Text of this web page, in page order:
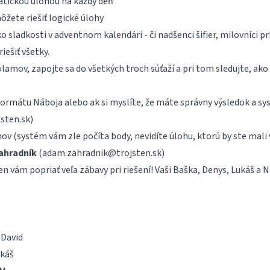
riešiť logické úlohy
sladkosti v adventnom kalendári - či nadšenci šifier, milovníci
všetky.
zapojte sa do všetkých troch súťaží a pri tom sledujte,
Náboja alebo ak si myslíte, že máte správny výsledok a
)
(systém vám zle počíta body, nevidíte úlohu, ktorú by ste
(adam.zahradnik@trojsten.sk)
vám popriať veľa zábavy pri riešení! Vaši Baška, Denys, Lukáš a